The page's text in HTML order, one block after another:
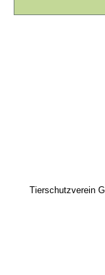
Tierschutzverein